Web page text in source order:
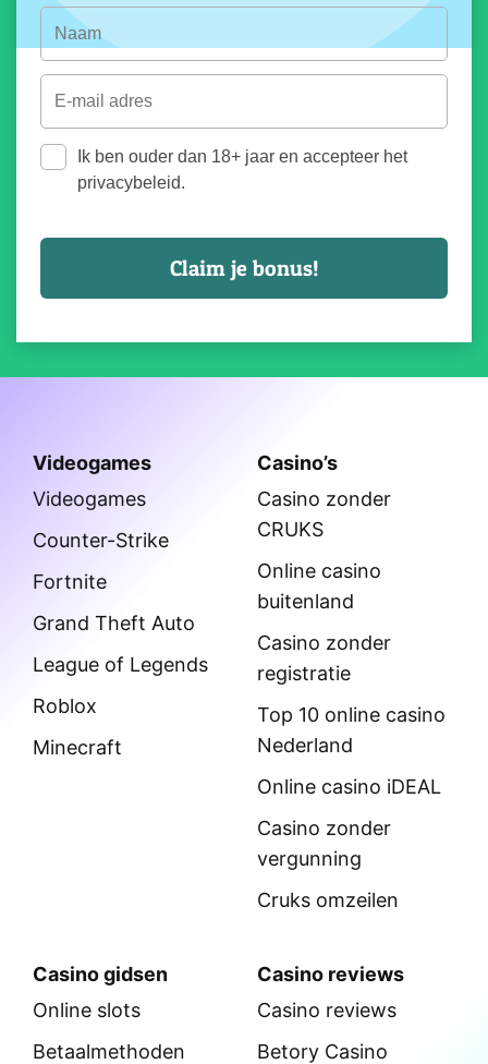
Ik ben ouder dan 18+ jaar en accepteer het
privacybeleid.
Videogames
Videogames
Counter-Strike
Fortnite
Grand Theft Auto
League of Legends
Roblox
Minecraft
Casino’s
Casino zonder
CRUKS
Online casino
buitenland
Casino zonder
registratie
Top 10 online casino
Nederland
Online casino iDEAL
Casino zonder
vergunning
Cruks omzeilen
Casino gidsen
Online slots
Betaalmethoden
Casino reviews
Casino reviews
Betory Casino